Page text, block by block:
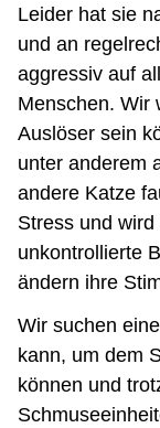
Leider hat sie
und an
aggressiv auf
Menschen. Wir
Auslöser sein
unter anderem
andere Katze
Stress und
unkontrollierte
ändern ihre
Wir suchen
kann, um dem
können und